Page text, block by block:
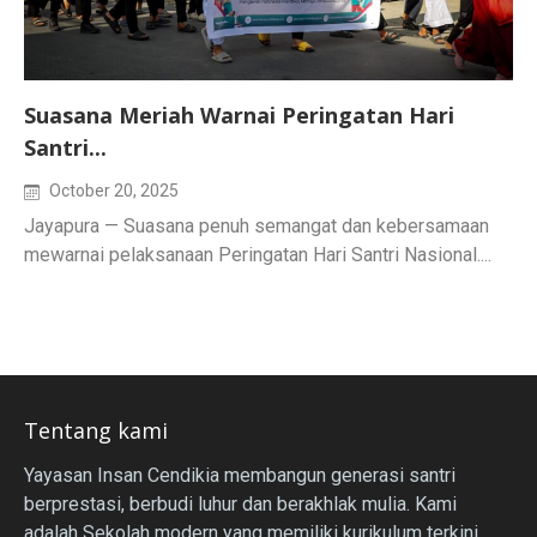
Suasana Meriah Warnai Peringatan Hari
Santri...
October 20, 2025
Jayapura — Suasana penuh semangat dan kebersamaan
mewarnai pelaksanaan Peringatan Hari Santri Nasional....
Tentang kami
Yayasan Insan Cendikia membangun generasi santri
berprestasi, berbudi luhur dan berakhlak mulia. Kami